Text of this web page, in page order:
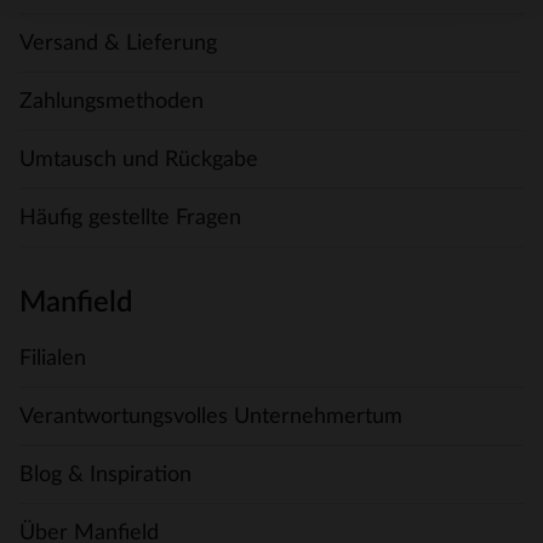
Versand & Lieferung
Zahlungsmethoden
Umtausch und Rückgabe
Häufig gestellte Fragen
Manfield
Filialen
Verantwortungsvolles Unternehmertum
Blog & Inspiration
Über Manfield